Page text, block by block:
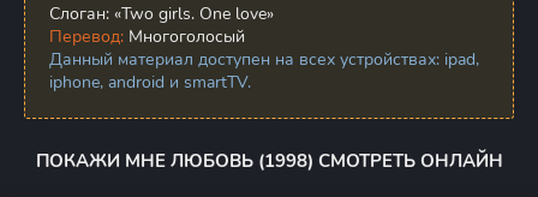
Слоган: «Two girls. One love»
Перевод: Многоголосый
Данный материал доступен на всех устройствах: ipad,
iphone, android и smartTV.
ПОКАЖИ МНЕ ЛЮБОВЬ (1998) СМОТРЕТЬ ОНЛАЙН